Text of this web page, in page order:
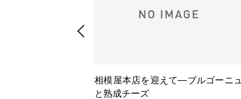
相模屋本店を迎えて―ブルゴーニュ
と熟成チーズ